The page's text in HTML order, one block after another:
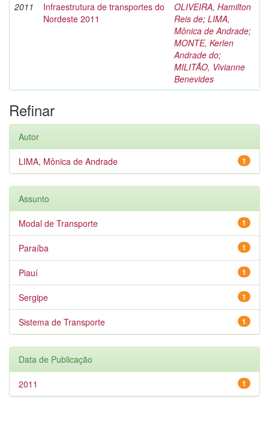
2011
Infraestrutura de transportes do
Nordeste 2011
OLIVEIRA, Hamilton
Reis de; LIMA,
Mônica de Andrade;
MONTE, Kerlen
Andrade do;
MILITÃO, Vivianne
Benevides
Refinar
Autor
1
LIMA, Mônica de Andrade
Assunto
1
Modal de Transporte
1
Paraíba
1
Piauí
1
Sergipe
1
Sistema de Transporte
Data de Publicação
1
2011